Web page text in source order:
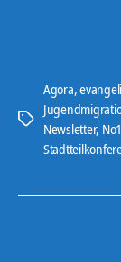
Schlagwörter
Agora,
Newsletter,